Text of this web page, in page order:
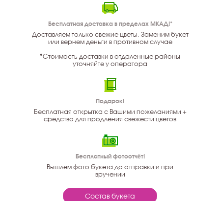
Бесплатная доставка в пределах МКАД!*
Доставляем только свежие цветы. Заменим букет
или вернем деньги в противном случае
*Стоимость доставки в отдаленные районы
уточняйте у оператора
Подарок!
Бесплатная открытка с Вашими пожеланиями +
средство для продления свежести цветов
Бесплатный фотоотчёт!
Вышлем фото букета до отправки и при
вручении
Состав букета